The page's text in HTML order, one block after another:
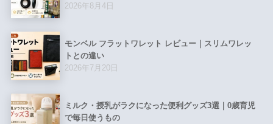
2026年8月4日
モンベル フラットワレット レビュー｜スリムワレッ
トとの違い
2026年7月20日
ミルク・授乳がラクになった便利グッズ3選｜0歳育児
で毎日使うもの